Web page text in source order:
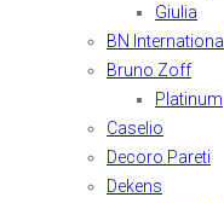
Giulia
BN International
Bruno Zoff
Platinum
Caselio
Decoro Pareti
Dekens